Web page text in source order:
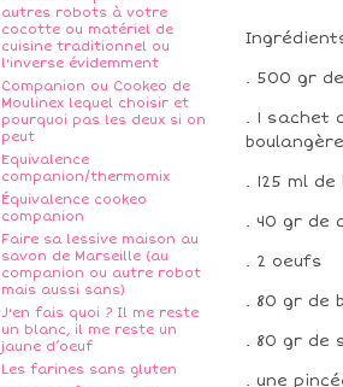
autres robots à votre
cocotte ou matériel de
cuisine traditionnel ou
l'inverse évidemment
Companion ou Cookeo de
Moulinex lequel choisir et
pourquoi pas les deux si on
peut
Equivalence
companion/thermomix
Équivalence cookeo
companion
Faire sa lessive maison au
savon de Marseille (au
companion ou autre robot
mais aussi sans)
J'en fais quoi ? Il me reste
un blanc, il me reste un
jaune d’oeuf
Les farines sans gluten
. 500 gr
. 1 sachet
. 125 ml
. 40 gr de
. 2 oeufs
. 80 gr de
. 80 gr de
. une